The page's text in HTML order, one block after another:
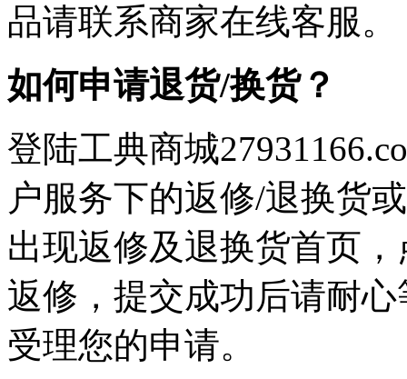
品请联系商家在线客服。
如何申请退货/换货？
登陆工典商城
户服务下的返修/退换货
出现返修及退换货首页
返修，提交成功后请耐
受理您的申请。